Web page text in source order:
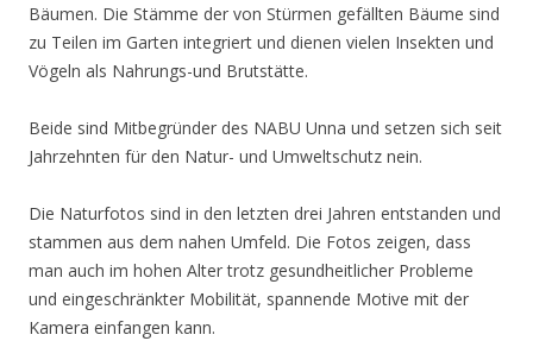
Bäumen. Die Stämme der von Stürmen gefällten Bäume sind
zu Teilen im Garten integriert und dienen vielen Insekten und
Vögeln als Nahrungs-und Brutstätte.
Beide sind Mitbegründer des NABU Unna und setzen sich seit
Jahrzehnten für den Natur- und Umweltschutz nein.
Die Naturfotos sind in den letzten drei Jahren entstanden und
stammen aus dem nahen Umfeld. Die Fotos zeigen, dass
man auch im hohen Alter trotz gesundheitlicher Probleme
und eingeschränkter Mobilität, spannende Motive mit der
Kamera einfangen kann.